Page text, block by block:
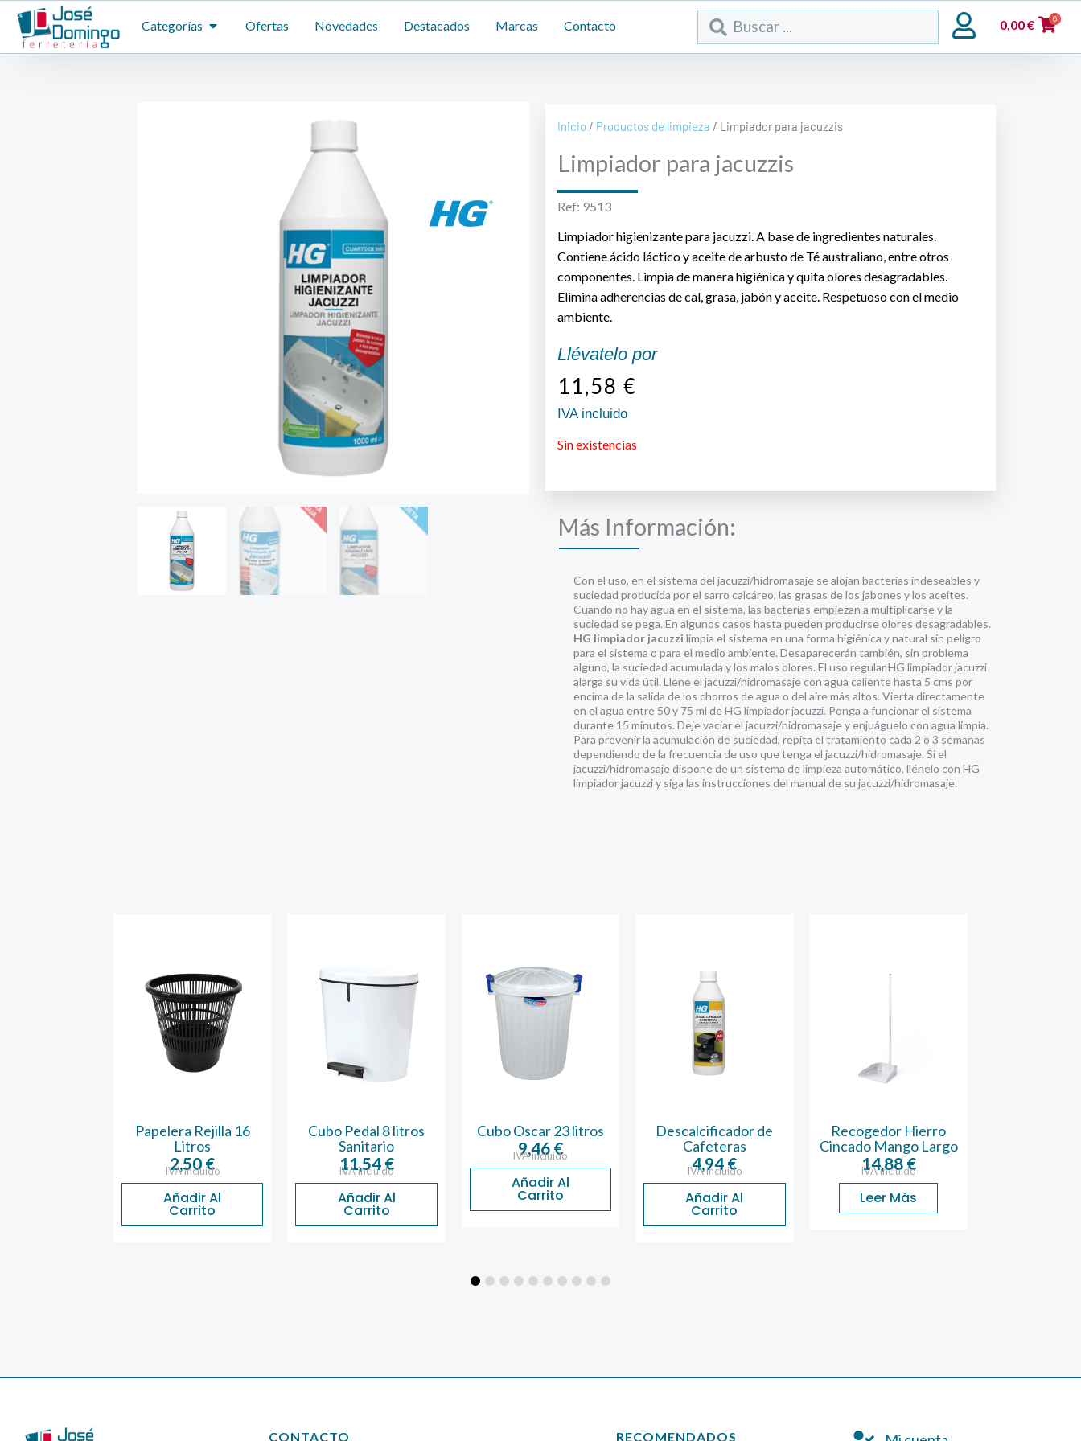
contenido
Categorías ABRIR CATEGORÍAS
Ofertas Novedades Destacados Marcas Contacto
Search
...
0,00€ 0
Inicio / Productos de limpieza / Limpiador para jacuzzis
Limpiador para jacuzzis
Ref: 9513
Limpiador higienizante para jacuzzi. A base de ingredientes naturales.
Contiene ácido láctico y aceite de arbusto de Té australiano, entre otros
componentes. Limpia de manera higiénica y quita olores desagradables.
Elimina adherencias de cal, grasa, jabón y aceite. Respetuoso con el medio
ambiente.
Llévatelo por
11,58 €
IVA incluido
Sin existencias
Más Información:
Con el uso, en el sistema del jacuzzi/hidromasaje se alojan bacterias indeseables y
suciedad producida por el sarro calcáreo, las grasas de los jabones y los aceites.
Cuando no hay agua en el sistema, las bacterias empiezan a multiplicarse y la
suciedad se pega. En algunos casos hasta pueden producirse olores desagradables.
HG limpiador jacuzzi limpia el sistema en una forma higiénica y natural sin peligro
para el sistema o para el medio ambiente. Desaparecerán también, sin problema
alguno, la suciedad acumulada y los malos olores. El uso regular HG limpiador jacuzzi
alarga su vida útil. Llene el jacuzzi/hidromasaje con agua caliente hasta 5 cms por
encima de la salida de los chorros de agua o del aire más altos. Vierta directamente
en el agua entre 50 y 75 ml de HG limpiador jacuzzi. Ponga a funcionar el sistema
durante 15 minutos. Deje vaciar el jacuzzi/hidromasaje y enjuáguelo con agua limpia.
Para prevenir la acumulación de suciedad, repita el tratamiento cada 2 o 3 semanas
dependiendo de la frecuencia de uso que tenga el jacuzzi/hidromasaje. Si el
jacuzzi/hidromasaje dispone de un sistema de limpieza automático, llénelo con HG
limpiador jacuzzi y siga las instrucciones del manual de su jacuzzi/hidromasaje.
Papelera Rejilla 16
Litros
2,50 €
IVA incluido
Añadir Al
Carrito
Cubo Pedal 8 litros
Sanitario
11,54 €
IVA incluido
Añadir Al
Carrito
Cubo Oscar 23 litros
9,46€
IVA incluido
Añadir Al
Carrito
Descalcificador de
Cafeteras
4,94 €
IVA incluido
Añadir Al
Carrito
Recogedor Hierro
Cincado Mango Largo
14,88 €
IVA incluido
Leer Más
CONTACTO
RECOMENDADOS